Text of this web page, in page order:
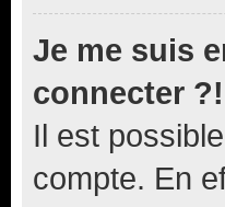
Je me suis
connecter ?!
Il est
compte. En